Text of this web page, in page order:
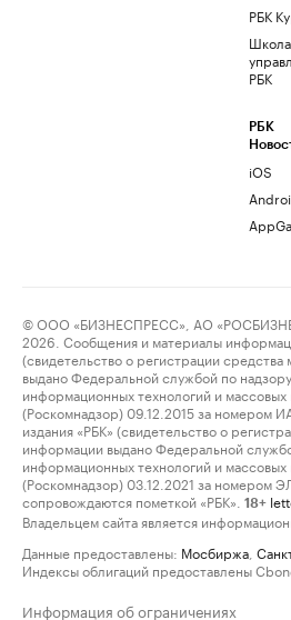
РБК
Школа
РБК
РБК
iOS
© ООО «БИЗНЕСПРЕСС», АО
2026. Сообщения и материалы
(свидетельство о регистрации
выдано Федеральной службой по
информационных технологий и
(Роскомнадзор) 09.12.2015 за номером
издания «РБК» (свидетельство о
информации выдано Федеральной
информационных технологий и
(Роскомнадзор) 03.12.2021 за номером
сопровождаются пометкой «РБК».
18+
Владельцем сайта является
Данные предоставлены: Мосбиржа
Индексы облигаций предоставлены
Информация об ограничениях